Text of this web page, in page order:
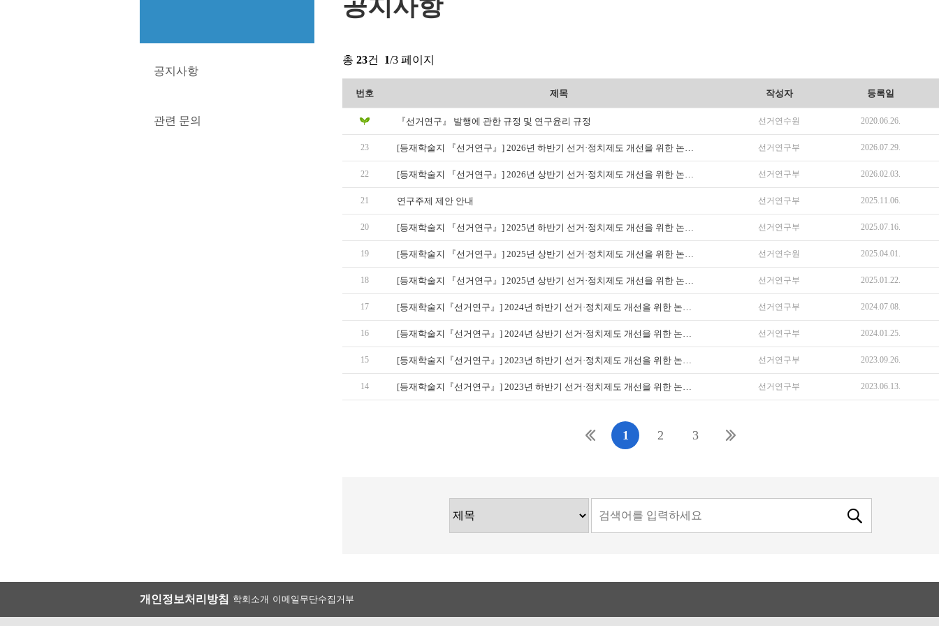
공지사항
관련 문의
공지사항
총 23건 1/3 페이지
번호 제목 작성자 등록일
『선거연구』 발행에 관한 규정 및 연구윤리 규정 선거연수원 2020.06.26.
23 [등재학술지 『선거연구』] 2026년 하반기 선거·정치제도 개선을 위한 논문 공... 선거연구부 2026.07.29.
22 [등재학술지 『선거연구』] 2026년 상반기 선거·정치제도 개선을 위한 논문 공... 선거연구부 2026.02.03.
21 연구주제 제안 안내 선거연구부 2025.11.06.
20 [등재학술지 『선거연구』] 2025년 하반기 선거·정치제도 개선을 위한 논문 공... 선거연구부 2025.07.16.
19 [등재학술지 『선거연구』] 2025년 상반기 선거·정치제도 개선을 위한 논문 공... 선거연수원 2025.04.01.
18 [등재학술지 『선거연구』] 2025년 상반기 선거·정치제도 개선을 위한 논문 공... 선거연구부 2025.01.22.
17 [등재학술지『선거연구』] 2024년 하반기 선거·정치제도 개선을 위한 논문 공모... 선거연구부 2024.07.08.
16 [등재학술지『선거연구』] 2024년 상반기 선거·정치제도 개선을 위한 논문 공모... 선거연구부 2024.01.25.
15 [등재학술지『선거연구』] 2023년 하반기 선거·정치제도 개선을 위한 논문 공모... 선거연구부 2023.09.26.
14 [등재학술지『선거연구』] 2023년 하반기 선거·정치제도 개선을 위한 논문 공모... 선거연구부 2023.06.13.
1 2 3
개인정보처리방침 학회소개 이메일무단수집거부